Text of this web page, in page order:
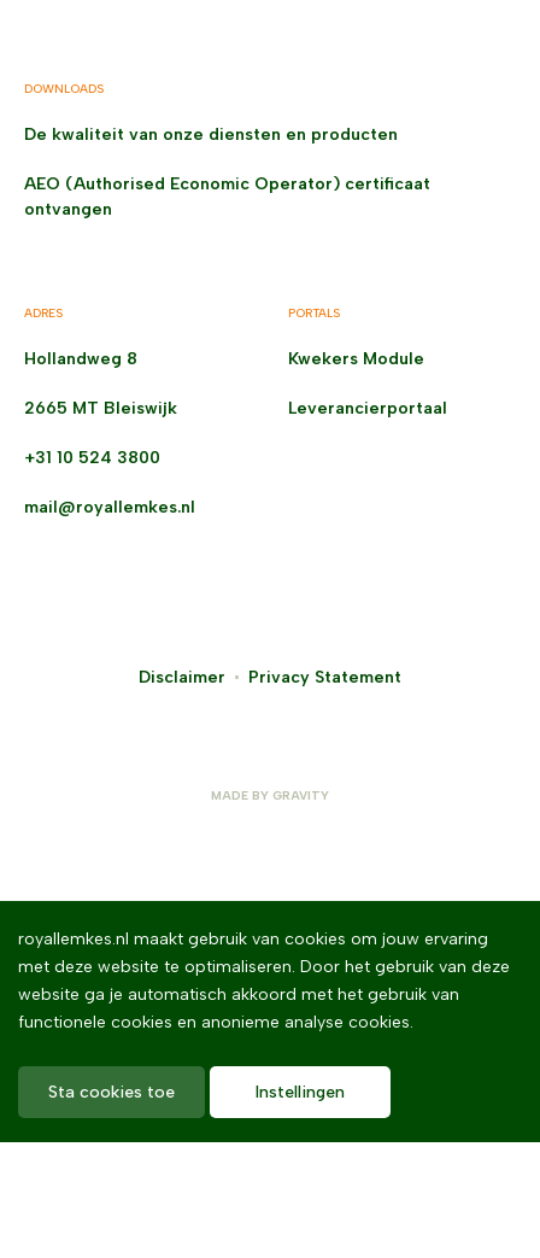
DOWNLOADS
De kwaliteit van onze diensten en producten
AEO (Authorised Economic Operator) certificaat
ontvangen
ADRES
Hollandweg 8
2665 MT Bleiswijk
+31 10 524 3800
mail@royallemkes.nl
PORTALS
Kwekers Module
Leverancierportaal
Disclaimer Privacy Statement
MADE BY GRAVITY
royallemkes.nl maakt gebruik van cookies om jouw ervaring
met deze website te optimaliseren. Door het gebruik van deze
website ga je automatisch akkoord met het gebruik van
functionele cookies en anonieme analyse cookies.
Sta cookies toe Instellingen